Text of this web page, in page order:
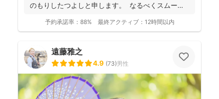
のもりしたつよしと申します。 なるべくスムーズ
予約承諾率： 88% 最終アクティブ： 12時間以内
遠藤雅之
4.9 (73)男性